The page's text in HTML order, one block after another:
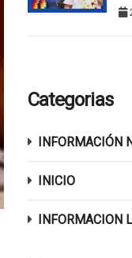
Categorias
INFORMACIÓN
INICIO
INFORMACION